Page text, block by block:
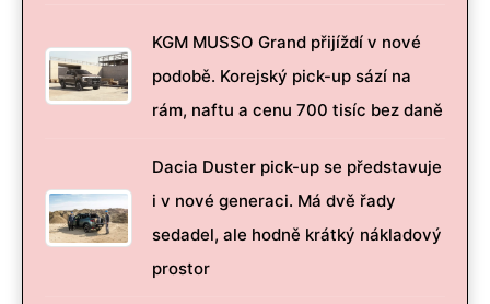
KGM MUSSO Grand přijíždí v nové
podobě. Korejský pick-up sází na
rám, naftu a cenu 700 tisíc bez daně
Dacia Duster pick-up se představuje
i v nové generaci. Má dvě řady
sedadel, ale hodně krátký nákladový
prostor